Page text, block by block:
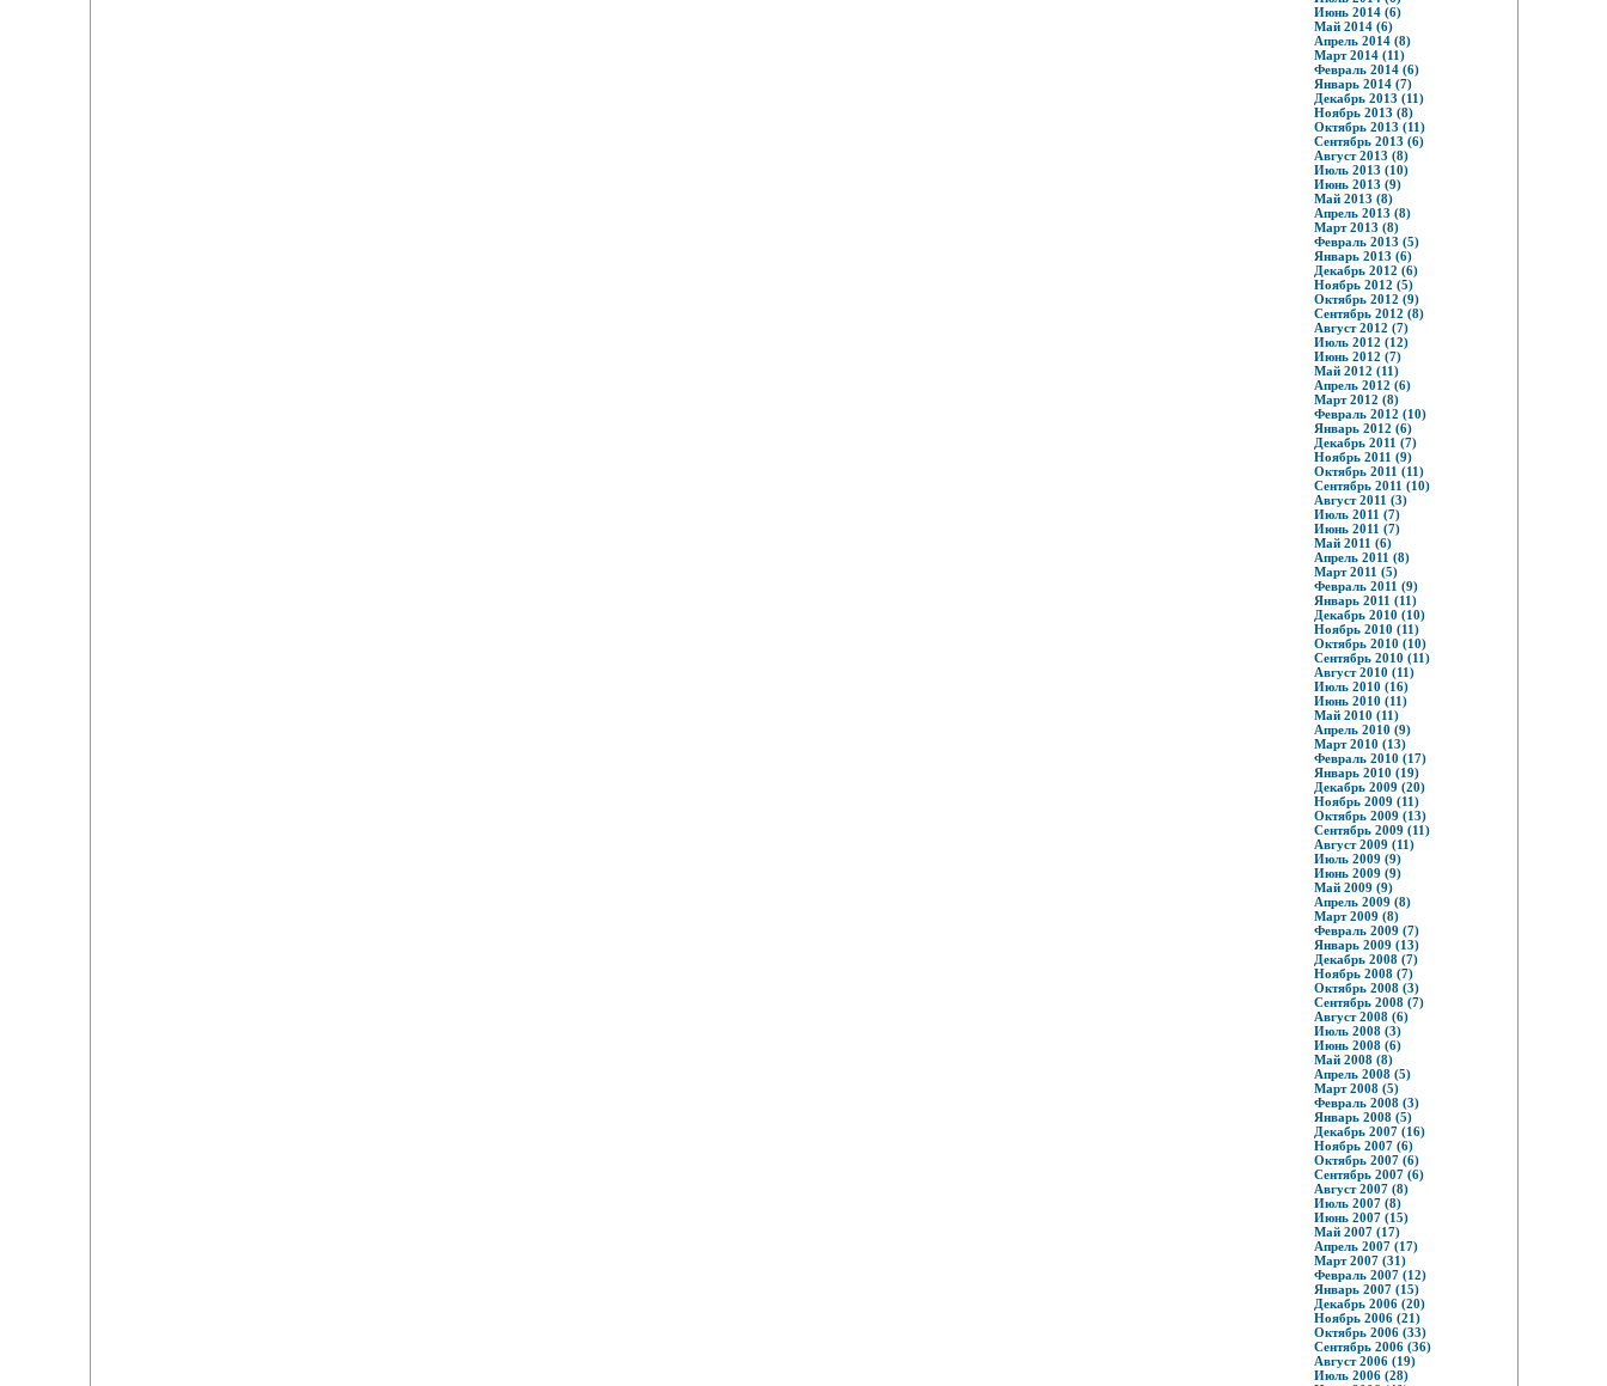
Июнь 2014 (6)
Май 2014 (6)
Апрель 2014 (8)
Март 2014 (11)
Февраль 2014 (6)
Январь 2014 (7)
Декабрь 2013 (11)
Ноябрь 2013 (8)
Октябрь 2013 (11)
Сентябрь 2013 (6)
Август 2013 (8)
Июль 2013 (10)
Июнь 2013 (9)
Май 2013 (8)
Апрель 2013 (8)
Март 2013 (8)
Февраль 2013 (5)
Январь 2013 (6)
Декабрь 2012 (6)
Ноябрь 2012 (5)
Октябрь 2012 (9)
Сентябрь 2012 (8)
Август 2012 (7)
Июль 2012 (12)
Июнь 2012 (7)
Май 2012 (11)
Апрель 2012 (6)
Март 2012 (8)
Февраль 2012 (10)
Январь 2012 (6)
Декабрь 2011 (7)
Ноябрь 2011 (9)
Октябрь 2011 (11)
Сентябрь 2011 (10)
Август 2011 (3)
Июль 2011 (7)
Июнь 2011 (7)
Май 2011 (6)
Апрель 2011 (8)
Март 2011 (5)
Февраль 2011 (9)
Январь 2011 (11)
Декабрь 2010 (10)
Ноябрь 2010 (11)
Октябрь 2010 (10)
Сентябрь 2010 (11)
Август 2010 (11)
Июль 2010 (16)
Июнь 2010 (11)
Май 2010 (11)
Апрель 2010 (9)
Март 2010 (13)
Февраль 2010 (17)
Январь 2010 (19)
Декабрь 2009 (20)
Ноябрь 2009 (11)
Октябрь 2009 (13)
Сентябрь 2009 (11)
Август 2009 (11)
Июль 2009 (9)
Июнь 2009 (9)
Май 2009 (9)
Апрель 2009 (8)
Март 2009 (8)
Февраль 2009 (7)
Январь 2009 (13)
Декабрь 2008 (7)
Ноябрь 2008 (7)
Октябрь 2008 (3)
Сентябрь 2008 (7)
Август 2008 (6)
Июль 2008 (3)
Июнь 2008 (6)
Май 2008 (8)
Апрель 2008 (5)
Март 2008 (5)
Февраль 2008 (3)
Январь 2008 (5)
Декабрь 2007 (16)
Ноябрь 2007 (6)
Октябрь 2007 (6)
Сентябрь 2007 (6)
Август 2007 (8)
Июль 2007 (8)
Июнь 2007 (15)
Май 2007 (17)
Апрель 2007 (17)
Март 2007 (31)
Февраль 2007 (12)
Январь 2007 (15)
Декабрь 2006 (20)
Ноябрь 2006 (21)
Октябрь 2006 (33)
Сентябрь 2006 (36)
Август 2006 (19)
Июль 2006 (28)